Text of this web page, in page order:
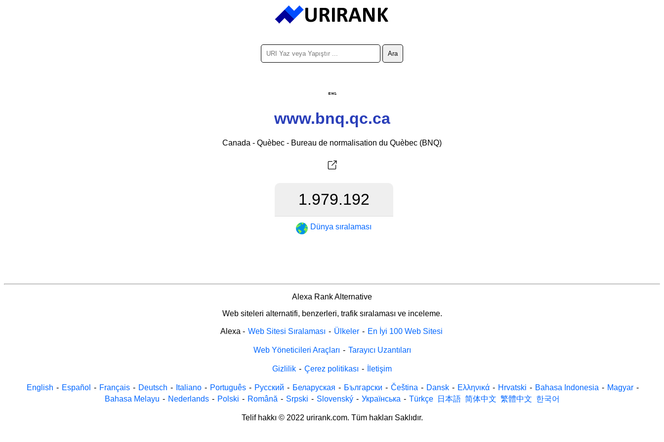
www.bnq.qc.ca
Canada - Quèbec - Bureau de normalisation du Quèbec (BNQ)
1.979.192
Dünya sıralaması
Alexa Rank Alternative
Web siteleri alternatifi, benzerleri, trafik sıralaması ve inceleme.
Alexa - Web Sitesi Sıralaması - Ülkeler - En İyi 100 Web Sitesi
Web Yöneticileri Araçları - Tarayıcı Uzantıları
Gizlilik - Çerez politikası - İletişim
English - Español - Français - Deutsch - Italiano - Português - Русский - Беларуская - Български - Čeština - Dansk - Ελληνικά - Hrvatski - Bahasa Indonesia - Magyar -
Bahasa Melayu - Nederlands - Polski - Română - Srpski - Slovenský - Українська - Türkçe 日本語 简体中文 繁體中文 한국어
Telif hakkı © 2022 urirank.com. Tüm hakları Saklıdır.